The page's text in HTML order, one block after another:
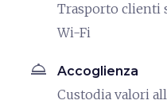
Trasporto clienti
Wi-Fi
room_service Accoglienza
Custodia valori